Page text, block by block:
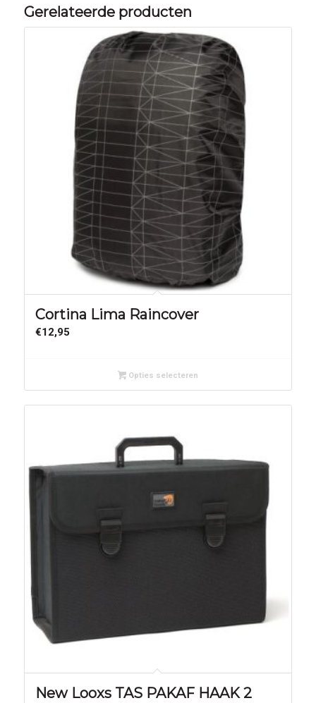
Gerelateerde producten
Cortina Lima Raincover
€12,95
Opties selecteren
New Looxs TAS PAKAF HAAK 2